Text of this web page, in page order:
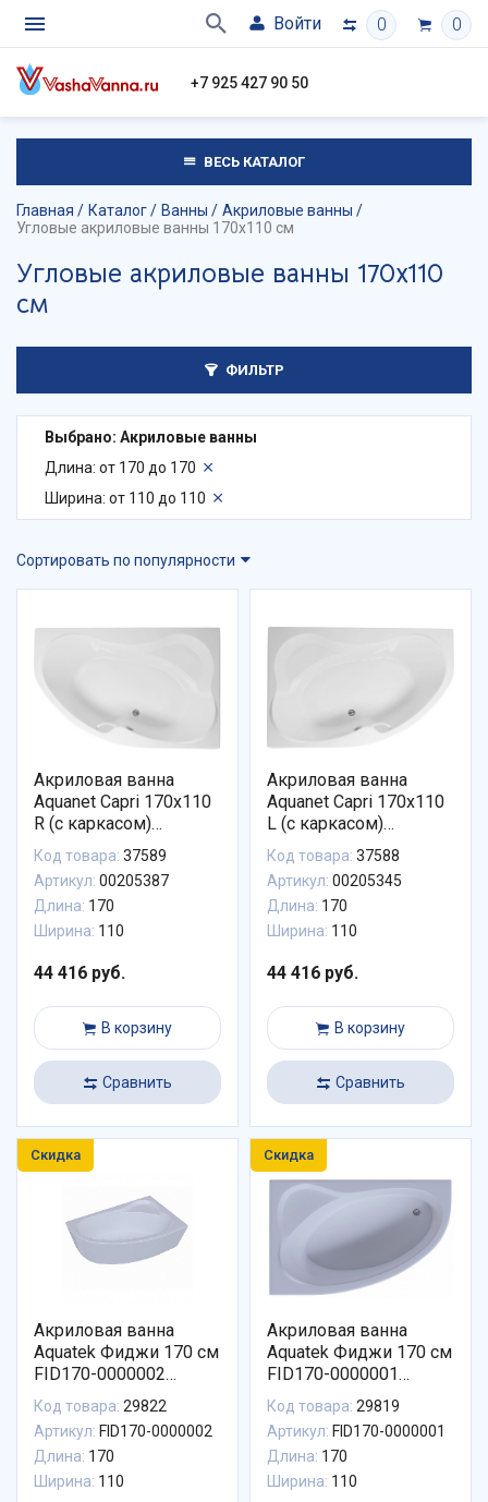
Войти 0 0
+7 925 427 90 50
ВЕСЬ КАТАЛОГ
Главная Каталог Ванны
Акриловые ванны
Угловые акриловые ванны 170х110 см
Угловые акриловые ванны 170х110
см
ФИЛЬТР
Выбрано: Акриловые ванны
Длина: от 170 до 170
Ширина: от 110 до 110
Сортировать по популярности
Акриловая ванна
Aquanet Capri 170x110
R (с каркасом)
00205387
Код товара: 37589
Артикул: 00205387
Длина: 170
Ширина: 110
44 416 руб.
В корзину
Сравнить
Акриловая ванна
Aquanet Capri 170x110
L (с каркасом)
00205345
Код товара: 37588
Артикул: 00205345
Длина: 170
Ширина: 110
44 416 руб.
В корзину
Сравнить
Скидка
Акриловая ванна
Aquatek Фиджи 170 см
FID170-0000002
(Правая)
Код товара: 29822
Артикул: FID170-0000002
Длина: 170
Ширина: 110
Скидка
Акриловая ванна
Aquatek Фиджи 170 см
FID170-0000001
(Левая)
Код товара: 29819
Артикул: FID170-0000001
Длина: 170
Ширина: 110